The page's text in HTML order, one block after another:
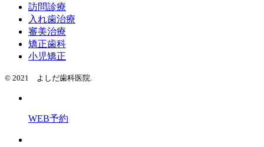
訪問診療
入れ歯治療
審美治療
矯正歯科
小児矯正
© 2021 よしだ歯科医院.
WEB予約